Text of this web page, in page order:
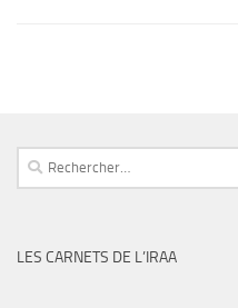
Rechercher :
LES CARNETS DE L’IRAA